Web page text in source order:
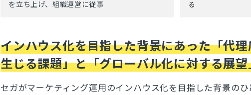
を立ち上げ、組織運営に従事
る
インハウス化を目指した背景にあった「代
生じる課題」と「グローバル化に対する展
セガがマーケティング運用のインハウス化を目指した背景の